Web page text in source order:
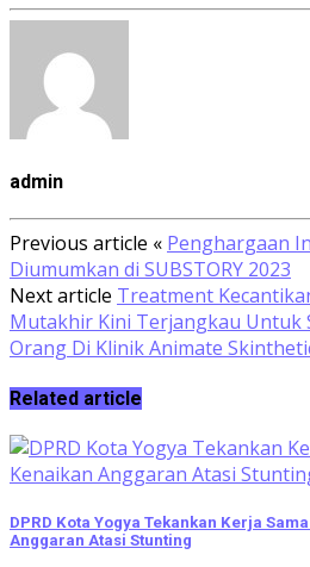
admin
Previous article « Penghargaan
Diumumkan di SUBSTORY 2023
Next article Treatment
Mutakhir Kini Terjangkau Untuk
Orang Di Klinik Animate
Related article
DPRD Kota Yogya Tekankan Kerja
Anggaran Atasi Stunting